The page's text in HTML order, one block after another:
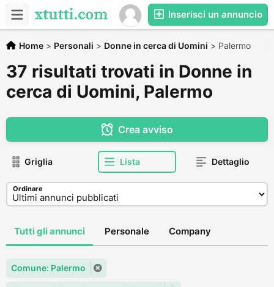
Inserisci un annuncio
Home > Personali > Donne in cerca di Uomini > Palermo
37 risultati trovati in Donne in
cerca di Uomini, Palermo
Crea avviso
Griglia Lista Dettaglio
Ordinare
Tutti gli annunci Personale Company
Comune: Palermo